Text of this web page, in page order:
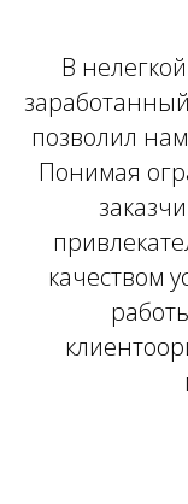
В
позволил
Понимая
качеством